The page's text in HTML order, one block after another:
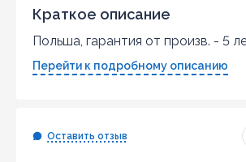
Краткое описание
Польша, гарантия от произв. - 5
Перейти к подробному описанию
Оставить отзыв